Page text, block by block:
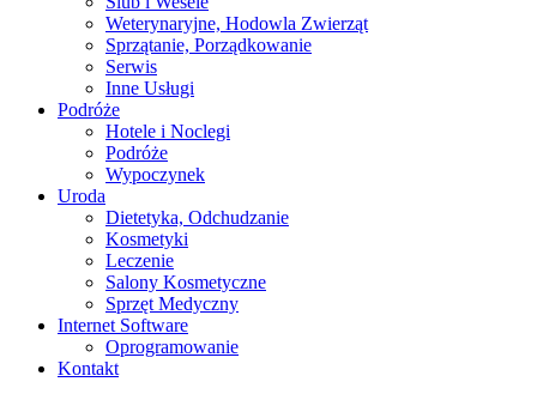
Weterynaryjne, Hodowla Zwierząt
Sprzątanie, Porządkowanie
Serwis
Inne Usługi
Podróże
Hotele i Noclegi
Podróże
Wypoczynek
Uroda
Dietetyka, Odchudzanie
Kosmetyki
Leczenie
Salony Kosmetyczne
Sprzęt Medyczny
Internet Software
Oprogramowanie
Kontakt